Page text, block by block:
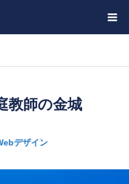
教師の金城
ン